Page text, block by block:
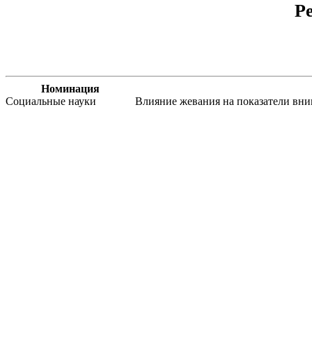
Номинация
Социальные науки
Влияние жевания на показатели